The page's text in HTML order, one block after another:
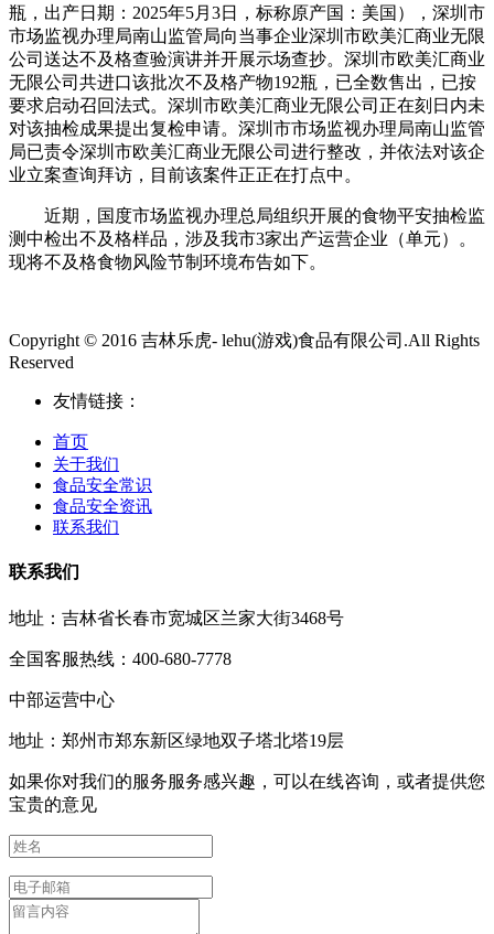
瓶，出产日期：2025年5月3日，标称原产国：美国），深圳市
市场监视办理局南山监管局向当事企业深圳市欧美汇商业无限
公司送达不及格查验演讲并开展示场查抄。深圳市欧美汇商业
无限公司共进口该批次不及格产物192瓶，已全数售出，已按
要求启动召回法式。深圳市欧美汇商业无限公司正在刻日内未
对该抽检成果提出复检申请。深圳市市场监视办理局南山监管
局已责令深圳市欧美汇商业无限公司进行整改，并依法对该企
业立案查询拜访，目前该案件正正在打点中。
近期，国度市场监视办理总局组织开展的食物平安抽检监
测中检出不及格样品，涉及我市3家出产运营企业（单元）。
现将不及格食物风险节制环境布告如下。
Copyright © 2016 吉林乐虎- lehu(游戏)食品有限公司.All Rights
Reserved
友情链接：
首页
关于我们
食品安全常识
食品安全资讯
联系我们
联系我们
地址：吉林省长春市宽城区兰家大街3468号
全国客服热线：400-680-7778
中部运营中心
地址：郑州市郑东新区绿地双子塔北塔19层
如果你对我们的服务服务感兴趣，可以在线咨询，或者提供您
宝贵的意见